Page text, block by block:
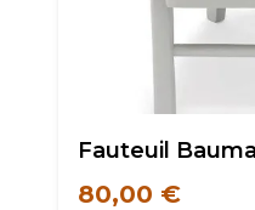
Fauteuil
80,00 €